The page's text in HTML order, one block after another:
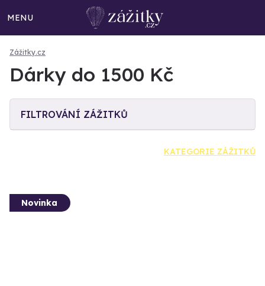
MENU
Zážitky.cz
Dárky do 1500 Kč
FILTROVÁNÍ ZÁŽITKŮ
KATEGORIE ZÁŽITKŮ
Novinka